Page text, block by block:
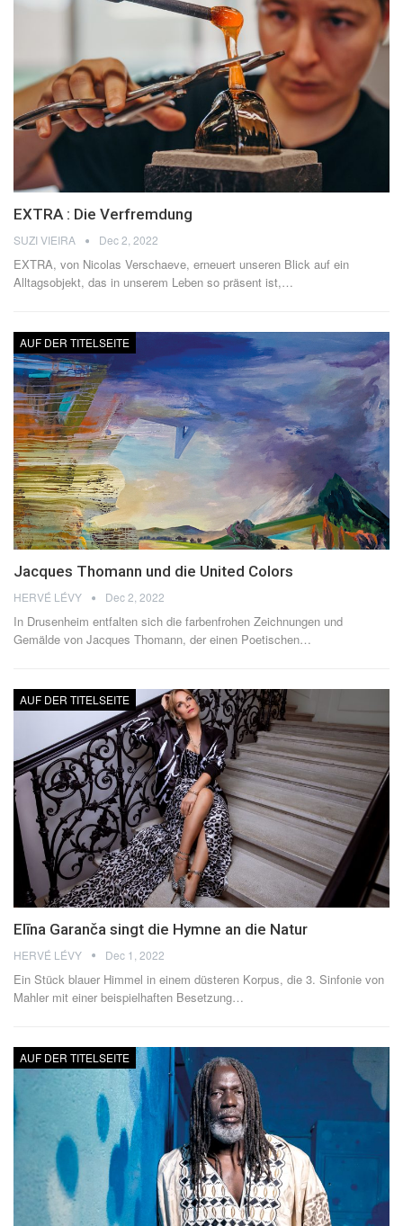
EXTRA : Die Verfremdung
SUZI VIEIRA Dec 2, 2022
EXTRA, von Nicolas Verschaeve, erneuert unseren Blick auf ein
Alltagsobjekt, das in unserem Leben so präsent ist, …
AUF DER TITELSEITE
Jacques Thomann und die United Colors
HERVÉ LÉVY Dec 2, 2022
In Drusenheim entfalten sich die farbenfrohen Zeichnungen und
Gemälde von Jacques Thomann, der einen Poetischen…
AUF DER TITELSEITE
Elīna Garanča singt die Hymne an die Natur
HERVÉ LÉVY Dec 1, 2022
Ein Stück blauer Himmel in einem düsteren Korpus, die 3. Sinfonie von
Mahler mit einer beispielhaften Besetzung…
AUF DER TITELSEITE